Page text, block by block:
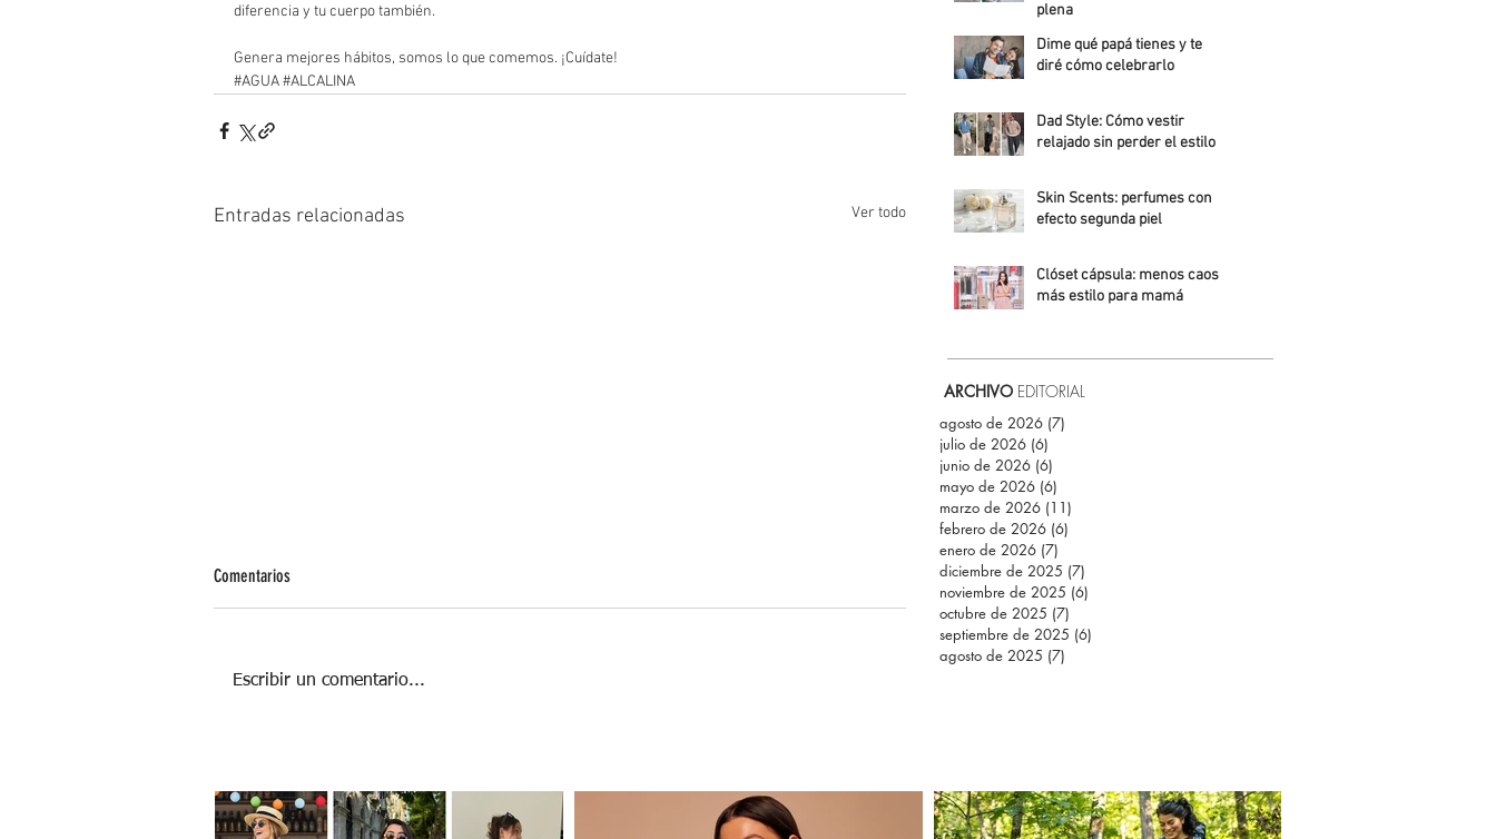
diferencia y tu cuerpo también.
Genera mejores hábitos, somos lo que comemos. ¡Cuídate!
#AGUA#ALCALINA
Entradas relacionadas Ver todo
Comentarios
Escribir un comentario...
plena
Alejandra Roldán
Dime qué papá tienes y te
diré cómo celebrarlo
Dad Style: Cómo vestir
relajado sin perder el estilo
Skin Scents: perfumes con
efecto segunda piel
Clóset cápsula: menos caos,
más estilo para mamá
ARCHIVO EDITORIAL
agosto de 2026 (7)
julio de 2026 (6)
junio de 2026 (6)
mayo de 2026 (6)
marzo de 2026 (11)
febrero de 2026 (6)
enero de 2026 (7)
diciembre de 2025 (7)
noviembre de 2025 (6)
octubre de 2025 (7)
septiembre de 2025 (6)
agosto de 2025 (7)